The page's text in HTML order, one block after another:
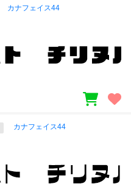
カナフェイス44
カナフェイス44